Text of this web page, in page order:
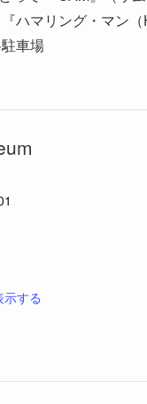
ハマリング・マン（
車場
する